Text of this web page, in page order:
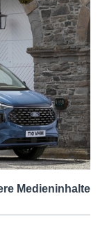
Medieninhalte